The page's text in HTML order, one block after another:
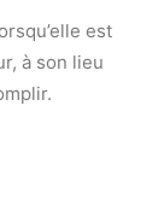
est
à son lieu